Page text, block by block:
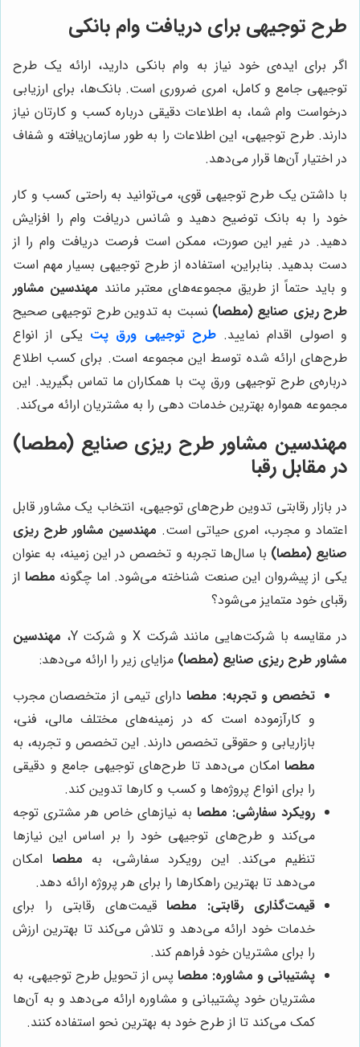
طرح توجیهی برای دریافت وام بانکی
اگر برای ایده‌ی خود نیاز به وام بانکی دارید، ارائه یک طرح
توجیهی جامع و کامل، امری ضروری است. بانک‌ها، برای ارزیابی
درخواست وام شما، به اطلاعات دقیقی درباره کسب و کارتان نیاز
دارند. طرح توجیهی، این اطلاعات را به طور سازمان‌یافته و شفاف
در اختیار آن‌ها قرار می‌دهد.
با داشتن یک طرح توجیهی قوی، می‌توانید به راحتی کسب و کار
خود را به بانک توضیح دهید و شانس دریافت وام را افزایش
دهید. در غیر این صورت، ممکن است فرصت دریافت وام را از
دست بدهید. بنابراین، استفاده از طرح توجیهی بسیار مهم است
و باید حتماً از طریق مجموعه‌های معتبر مانند مهندسین مشاور
طرح ریزی صنایع (مطصا) نسبت به تدوین طرح توجیهی صحیح
و اصولی اقدام نمایید.طرح توجیهی ورق پت یکی از انواع
طرح‌های ارائه شده توسط این مجموعه است. برای کسب اطلاع
درباره‌ی طرح توجیهی ورق پت با همکاران ما تماس بگیرید. این
مجموعه همواره بهترین خدمات دهی را به مشتریان ارائه می‌کند.
مهندسین مشاور طرح ریزی صنایع (مطصا)
در مقابل رقبا
در بازار رقابتی تدوین طرح‌های توجیهی، انتخاب یک مشاور قابل
اعتماد و مجرب، امری حیاتی است. مهندسین مشاور طرح ریزی
صنایع (مطصا) با سال‌ها تجربه و تخصص در این زمینه، به عنوان
یکی از پیشروان این صنعت شناخته می‌شود. اما چگونه مطصا از
رقبای خود متمایز می‌شود؟
در مقایسه با شرکت‌هایی مانند شرکت X و شرکت Y،
مهندسین
مشاور طرح ریزی صنایع (مطصا) مزایای زیر را ارائه می‌دهد:
تخصص و تجربه: مطصادارای تیمی از متخصصان مجرب
و کارآزموده است که در زمینه‌های مختلف مالی، فنی،
بازاریابی و حقوقی تخصص دارند. این تخصص و تجربه، به
مطصا امکان می‌دهد تا طرح‌های توجیهی جامع و دقیقی
را برای انواع پروژه‌ها و کسب و کارها تدوین کند.
رویکرد سفارشی: مطصا به نیازهای خاص هر مشتری توجه
می‌کند و طرح‌های توجیهی خود را بر اساس این نیازها
تنظیم می‌کند. این رویکرد سفارشی، به مطصا امکان
می‌دهد تا بهترین راهکارها را برای هر پروژه ارائه دهد.
قیمت‌گذاری رقابتی: مطصاقیمت‌های رقابتی را برای
خدمات خود ارائه می‌دهد و تلاش می‌کند تا بهترین ارزش
را برای مشتریان خود فراهم کند.
پشتیبانی و مشاوره: مطصا پس از تحویل طرح توجیهی، به
مشتریان خود پشتیبانی و مشاوره ارائه می‌دهد و به آن‌ها
کمک می‌کند تا از طرح خود به بهترین نحو استفاده کنند.